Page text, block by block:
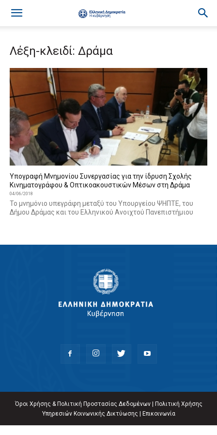
Λέξη-κλειδί: Δράμα
Υπογραφή Μνημονίου Συνεργασίας για την ίδρυση Σχολής
Κινηματογράφου & Οπτικοακουστικών Μέσων στη Δράμα
04/06/2018
Το μνημόνιο υπεγράφη μεταξύ του Υπουργείου ΨΗΠΤΕ, του
Δήμου Δράμας και τoυ Ελληνικού Ανοιχτού Πανεπιστήμιου
Όροι Χρήσης & Πολιτική Προστασίας Δεδομένων| Πολιτική Χρήσης
Υπηρεσιών Κοινωνικής Δικτύωσης | Επικοινωνία